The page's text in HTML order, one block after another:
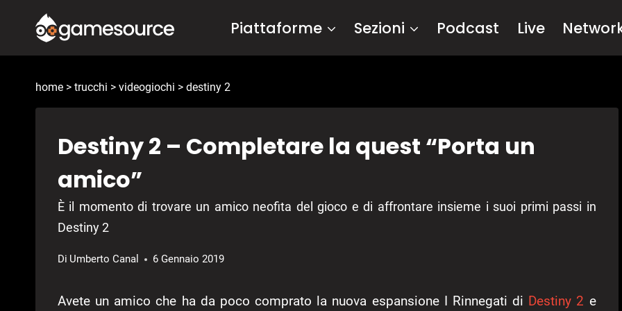
contenuto
Piattaforme Sezioni Podcast Live
home > trucchi > videogiochi > destiny 2
Destiny 2 – Completare la quest “Porta un
amico”
È il momento di trovare un amico neofita del gioco e di affrontare insieme i suoi primi passi in
Destiny 2
Di Umberto Canal 6 Gennaio 2019
Avete un amico che ha da poco comprato la nuova espansione I Rinnegati di Destiny 2 e